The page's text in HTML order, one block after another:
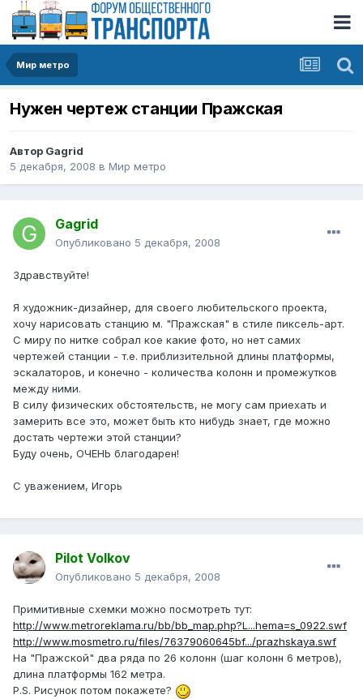
Мир метро
Нужен чертеж станции Пражская
Автор Gagrid
5 декабря, 2008 в Мир метро
Gagrid
Опубликовано 5 декабря, 2008
Здравствуйте!
Я художник-дизайнер, для своего любительского проекта,
хочу нарисовать станцию м. "Пражская" в стиле пиксель-арт.
С миру по нитке собрал кое какие фото, но нет самих
чертежей станции - т.е. приблизительной длины платформы,
эскалаторов, и конечно - количества колонн и промежутков
между ними.
В силу физических обстоятельств, не могу сам приехать и
замерить все это, может быть кто нибудь знает, где можно
достать чертежи этой станции?
Буду очень, ОЧЕНЬ благодарен!
С уважением, Игорь
Pilot Volkov
Опубликовано 5 декабря, 2008
Примитивные схемки можно посмотреть тут:
http://www.metroreklama.ru/bb/bb_map.php?L...hema=s_0922.swf
http://www.mosmetro.ru/files/76379060645bf.../prazhskaya.swf
На "Пражской" два ряда по 26 колонн (шаг колонн 6 метров),
длина платформы 162 метра.
P.S. Рисунок потом покажете?